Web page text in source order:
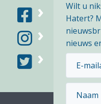
Wilt u
Hatert?
nieuws